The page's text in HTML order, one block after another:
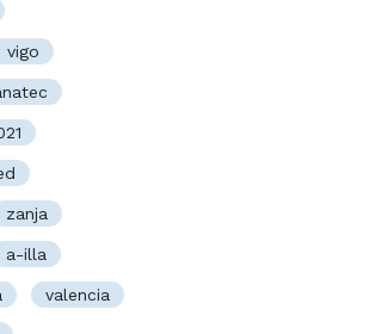
vigo
zanja
a-illa
valencia